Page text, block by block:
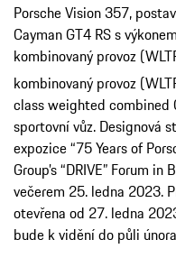
Porsche Vision 357,
Cayman GT4 RS s
kombinovaný provoz
kombinovaný provoz
class weighted combined
sportovní vůz. Designová
expozice “75 Years of
Group’s “DRIVE” Forum
večerem 25. ledna 2023.
otevřena od 27. ledna
bude k vidění do půli